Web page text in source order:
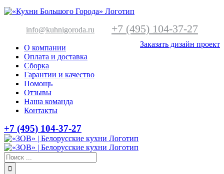
info@kuhnigoroda.ru +7 (495) 104-37-27
Заказать дизайн проект
О компании
Оплата и доставка
Сборка
Гарантии и качество
Помощь
Отзывы
Наша команда
Контакты
+7 (495) 104-37-27